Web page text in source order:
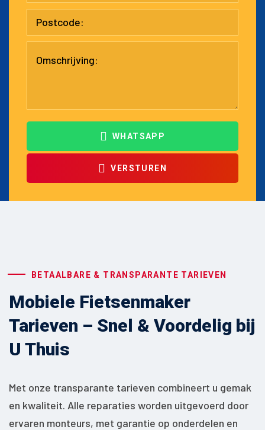
WHATSAPP
VERSTUREN
BETAALBARE & TRANSPARANTE TARIEVEN
Mobiele Fietsenmaker
Tarieven – Snel & Voordelig bij
U Thuis
Met onze transparante tarieven combineert u gemak
en kwaliteit. Alle reparaties worden uitgevoerd door
ervaren monteurs, met garantie op onderdelen en